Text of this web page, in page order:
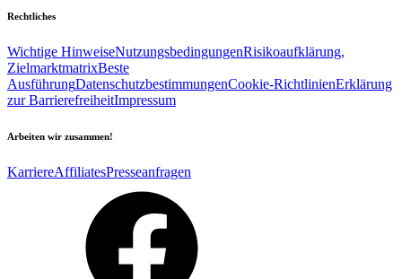
Rechtliches
Wichtige HinweiseNutzungsbedingungenRisikoaufklärung,
ZielmarktmatrixBeste
AusführungDatenschutzbestimmungenCookie-RichtlinienErklärung
zur BarrierefreiheitImpressum
Arbeiten wir zusammen!
KarriereAffiliatesPresseanfragen